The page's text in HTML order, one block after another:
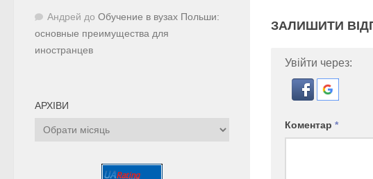
ЗАЛИШИТИ
Увійти через:
Коментар *
Андрей до Обучение в вузах Польши:
основные преимущества для
иностранцев
АРХІВИ
Архіви